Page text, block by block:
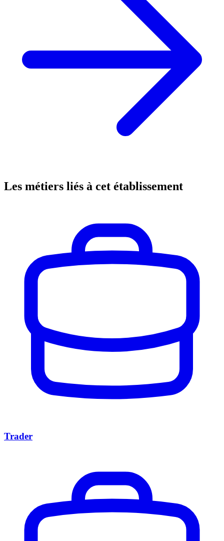
Les métiers liés à cet établissement
Trader